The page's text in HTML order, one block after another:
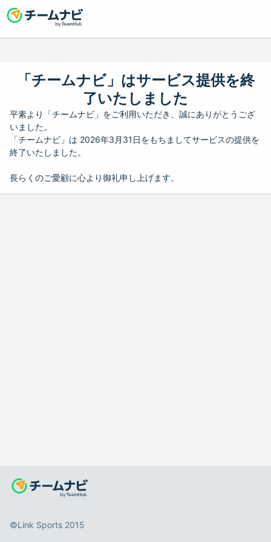
「チームナビ」はサービス提供を終
了いたしました
平素より「チームナビ」をご利用いただき、誠にありがとうござ
いました。
「チームナビ」は 2026年3月31日をもちましてサービスの提供を
終了いたしました。
長らくのご愛顧に心より御礼申し上げます。
©️Link Sports 2015